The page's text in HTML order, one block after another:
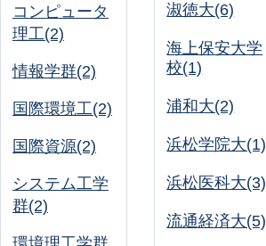
コンピュータ
理工(2)
情報学群(2)
国際環境工(2)
国際資源(2)
システム工学
群(2)
淑徳大(6)
海上保安大学
校(1)
浦和大(2)
浜松学院大(1)
浜松医科大(3)
流通経済大(5)